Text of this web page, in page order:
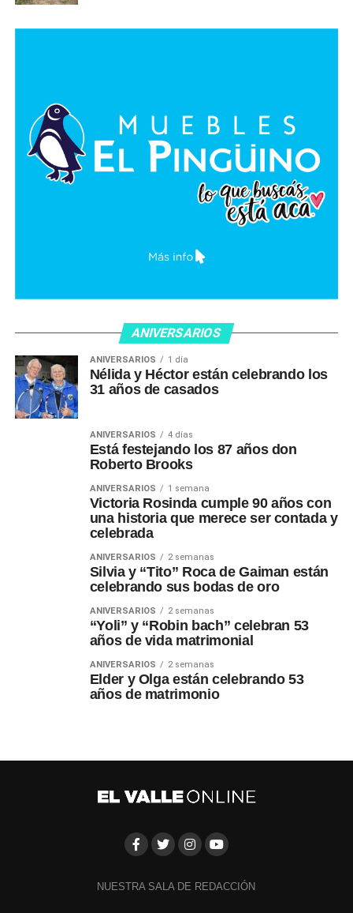
ANIVERSARIOS
ANIVERSARIOS 1 día
Nélida y Héctor están celebrando los
31 años de casados
ANIVERSARIOS 4 días
Está festejando los 87 años don
Roberto Brooks
ANIVERSARIOS 1 semana
Victoria Rosinda cumple 90 años con
una historia que merece ser contada y
celebrada
ANIVERSARIOS 2 semanas
Silvia y “Tito” Roca de Gaiman están
celebrando sus bodas de oro
ANIVERSARIOS 2 semanas
“Yoli” y “Robin bach” celebran 53
años de vida matrimonial
ANIVERSARIOS 2 semanas
Elder y Olga están celebrando 53
años de matrimonio
NUESTRA SALA DE REDACCIÓN